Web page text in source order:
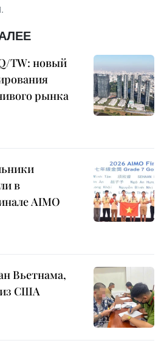
TW: новый
рынка
в
AIMO
Вьетнама,
из США